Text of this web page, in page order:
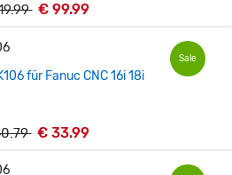
€ 99.99
Sale
für Fanuc CNC 16i 18i
€ 33.99